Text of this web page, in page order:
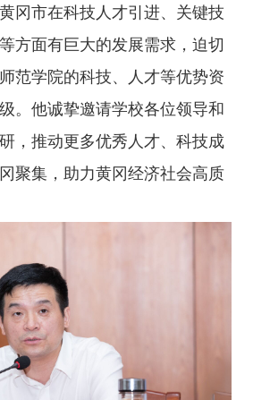
黄冈市在科技人才引进、关键技
方面有巨大的发展需求，迫切
范学院的科技、人才等优势资
。他诚挚邀请学校各位领导和
，推动更多优秀人才、科技成
聚集，助力黄冈经济社会高质